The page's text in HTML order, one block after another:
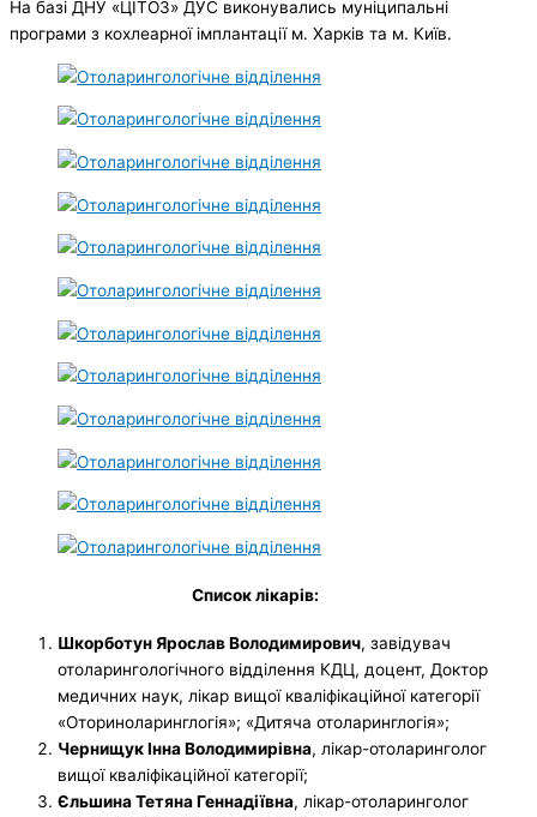
На базі ДНУ «ЦІТОЗ» ДУС виконувались муніципальні
програми з кохлеарної імплантації м. Харків та м. Київ.
Список лікарів:
Шкорботун Ярослав Володимирович, завідувач
отоларингологічного відділення КДЦ, доцент, Доктор
медичних наук, лікар вищої кваліфікаційної категорії
«Оториноларинглогія»; «Дитяча отоларинглогія»;
Чернищук Інна Володимирівна, лікар-отоларинголог
вищої кваліфікаційної категорії;
Єльшина Тетяна Геннадіївна, лікар-отоларинголог